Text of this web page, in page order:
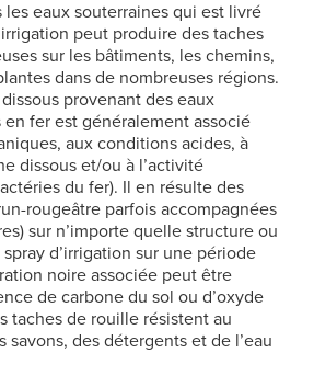
les eaux souterraines qui est livré
peut produire des taches
sur les bâtiments, les chemins,
dans de nombreuses régions.
provenant des eaux
fer est généralement associé
aux conditions acides, à
dissous et/ou à l’activité
du fer). Il en résulte des
rougeâtre parfois accompagnées
sur n’importe quelle structure ou
d’irrigation sur une période
noire associée peut être
de carbone du sol ou d’oxyde
taches de rouille résistent au
savons, des détergents et de l’eau